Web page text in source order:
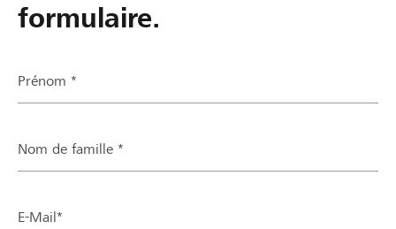
formulaire.
Prénom *
Nom de famille *
E-Mail*